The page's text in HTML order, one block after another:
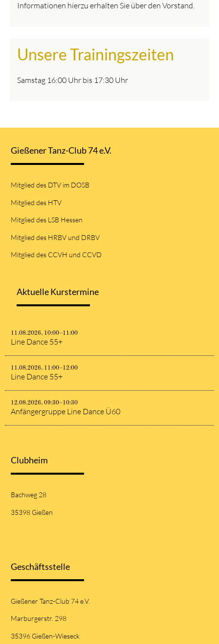
Informationen hierzu erhalten Sie über den Vorstand.
Unsere Trainingszeiten
Samstag 16:00 Uhr bis 17:30 Uhr
Gießener Tanz-Club 74 e.V.
Mitglied des DTV im DOSB
Mitglied des HTV
Mitglied des LSB Hessen
Mitglied des HRBV und DRBV
Mitglied des CCVH und CCVD
Aktuelle Kurstermine
11.08.2026, 10:00–11:00
Line Dance 55+
11.08.2026, 11:00–12:00
Line Dance 55+
12.08.2026, 09:30–10:30
Anfängergruppe Line Dance Ü60
Clubheim
Bachweg 28
35398 Gießen
Geschäftsstelle
Gießener Tanz-Club 74 e.V.
Marburgerstr. 298
35396 Gießen-Wieseck